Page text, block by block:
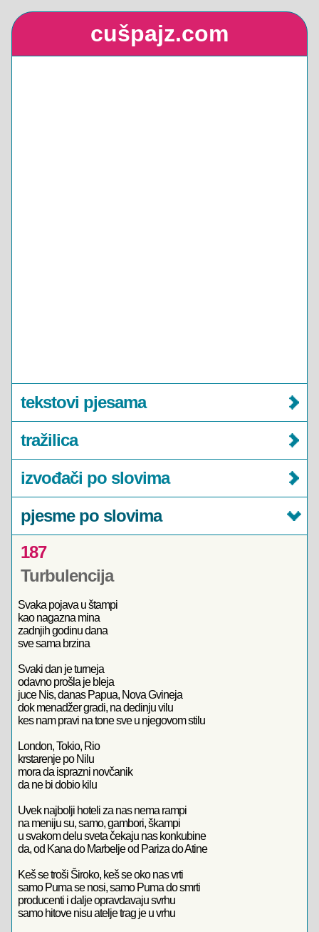
cušpajz.com
tekstovi pjesama
tražilica
izvođači po slovima
pjesme po slovima
187
Turbulencija
Svaka pojava u štampi
kao nagazna mina
zadnjih godinu dana
sve sama brzina
Svaki dan je turneja
odavno prošla je bleja
juce Nis, danas Papua, Nova Gvineja
dok menadžer gradi, na dedinju vilu
kes nam pravi na tone sve u njegovom stilu
London, Tokio, Rio
krstarenje po Nilu
mora da isprazni novčanik
da ne bi dobio kilu
Uvek najbolji hoteli za nas nema rampi
na meniju su, samo, gambori, škampi
u svakom delu sveta čekaju nas konkubine
da, od Kana do Marbelje od Pariza do Atine
Keš se troši Široko, keš se oko nas vrti
samo Puma se nosi, samo Puma do smrti
producenti i dalje opravdavaju svrhu
samo hitove nisu atelje trag je u vrhu